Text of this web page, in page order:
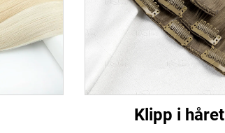
Klipp i håret